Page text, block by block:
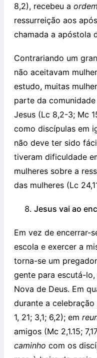
8,2), recebeu a ordem
ressurreição aos
chamada a apóstola
Contrariando um
não aceitavam
estudo, muitas
parte da
Jesus (Lc 8,2-3; Mc
como discípulas em
não deve ter sido
tiveram dificuldade
mulheres sobre a
das mulheres (Lc
Jesus vai ao
Em vez de encerrar-
escola e exercer a
torna-se um
gente para escutá-
Nova de Deus. Em
durante a
1, 21; 3,1; 6,2); em
amigos (Mc 2,1.15;
caminho com os